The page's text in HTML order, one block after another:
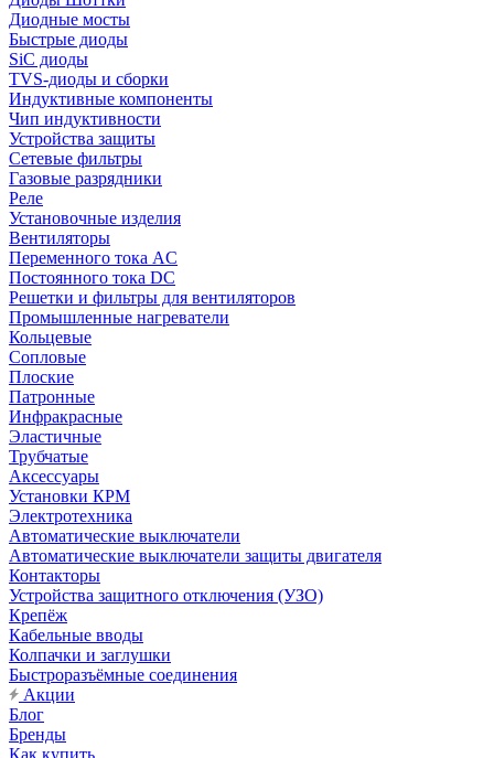
Диодные мосты
Быстрые диоды
SiC диоды
TVS-диоды и сборки
Индуктивные компоненты
Чип индуктивности
Устройства защиты
Сетевые фильтры
Газовые разрядники
Реле
Установочные изделия
Вентиляторы
Переменного тока AC
Постоянного тока DC
Решетки и фильтры для вентиляторов
Промышленные нагреватели
Кольцевые
Сопловые
Плоские
Патронные
Инфракрасные
Эластичные
Трубчатые
Аксессуары
Установки КРМ
Электротехника
Автоматические выключатели
Автоматические выключатели защиты двигателя
Контакторы
Устройства защитного отключения (УЗО)
Крепёж
Кабельные вводы
Колпачки и заглушки
Быстроразъёмные соединения
Акции
Блог
Бренды
Как купить